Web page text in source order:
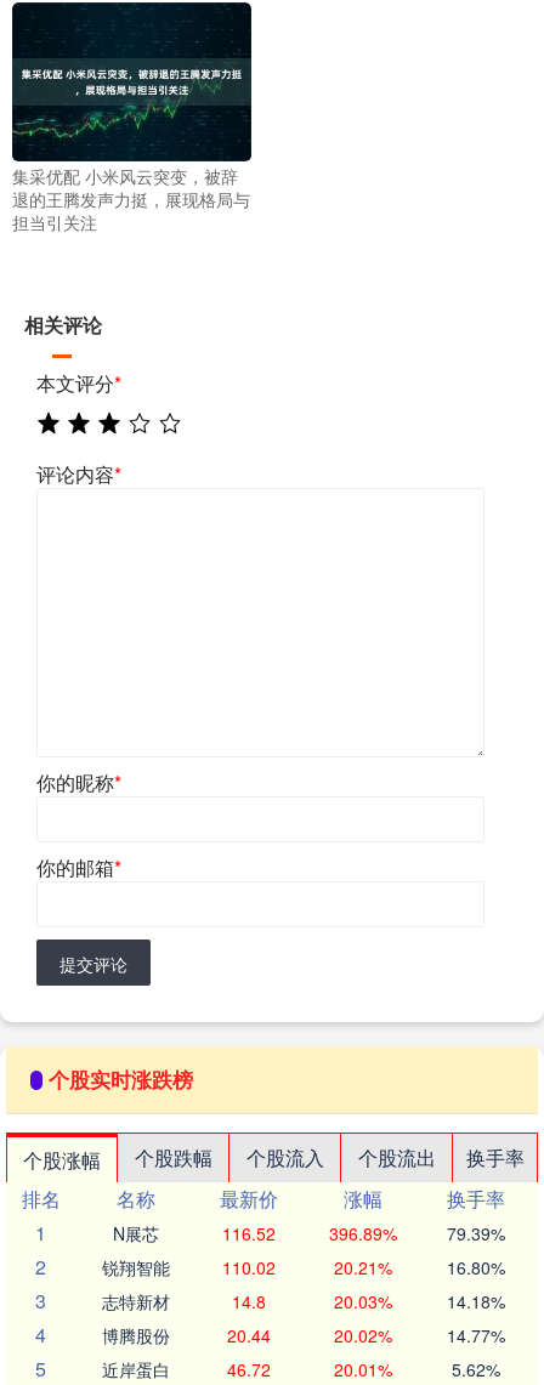
集采优配 小米风云突变，被辞
退的王腾发声力挺，展现格局与
担当引关注
相关评论
本文评分*
评论内容*
你的昵称*
你的邮箱*
提交评论
个股实时涨跌榜
个股涨幅 个股跌幅 个股流入 个股流出
换手率
排名
名称 最新价 涨幅
换手率
1
N展芯 116.52 396.89% 79.39%
2 锐翔智能 110.02 20.21% 16.80%
3 志特新材 14.8 20.03% 14.18%
4 博腾股份 20.44 20.02% 14.77%
5 近岸蛋白 46.72 20.01% 5.62%